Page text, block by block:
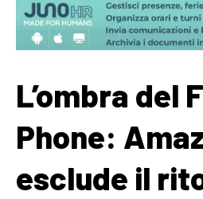
L’ombra del
Phone:
esclude il